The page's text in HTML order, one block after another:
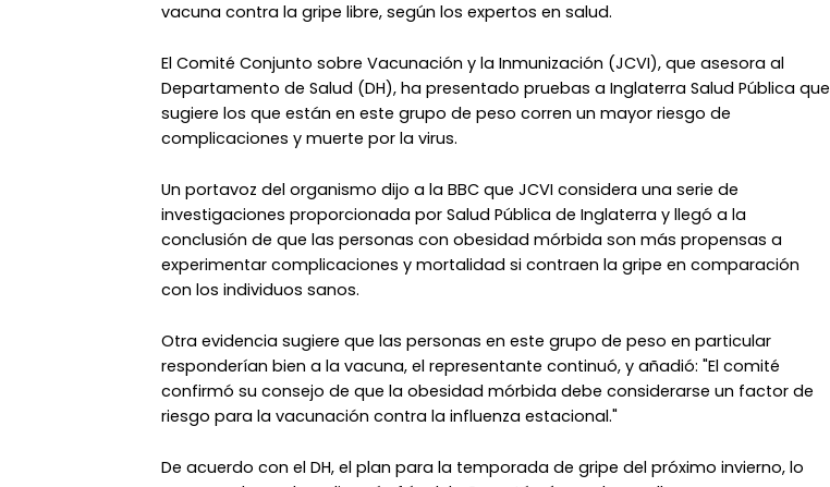
vacuna contra la gripe libre, según los expertos en salud.
El Comité Conjunto sobre Vacunación y la Inmunización (JCVI), que asesora al
Departamento de Salud (DH), ha presentado pruebas a Inglaterra Salud Pública que
sugiere los que están en este grupo de peso corren un mayor riesgo de
complicaciones y muerte por la virus.
Un portavoz del organismo dijo a la BBC que JCVI considera una serie de
investigaciones proporcionada por Salud Pública de Inglaterra y llegó a la
conclusión de que las personas con obesidad mórbida son más propensas a
experimentar complicaciones y mortalidad si contraen la gripe en comparación
con los individuos sanos.
Otra evidencia sugiere que las personas en este grupo de peso en particular
responderían bien a la vacuna, el representante continuó, y añadió: "El comité
confirmó su consejo de que la obesidad mórbida debe considerarse un factor de
riesgo para la vacunación contra la influenza estacional."
De acuerdo con el DH, el plan para la temporada de gripe del próximo invierno, lo